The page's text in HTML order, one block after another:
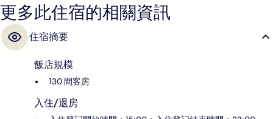
更多此住宿的相關資訊
住宿摘要
飯店規模
130 間客房
入住/退房